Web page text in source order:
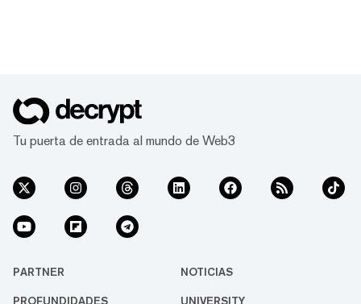
Tu puerta de entrada al mundo de Web3
PARTNER NOTICIAS
PROFUNDIDADES UNIVERSITY